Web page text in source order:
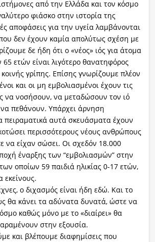
από την Ελλάδα και τον κόσμο
φιάσκο στην ιστορία της
αποφάσεις για την υγεία λαμβάνονται
δεν έχουν καμία απολύτως σχέση με
δε ήδη ότι ο «νέος» ιός για άτομα
65 ετών είναι λιγότερο θανατηφόρος
γρίπης. Επίσης γνωρίζουμε πλέον
και οι μη εμβολιασμένοι έχουν τις
να νοσήσουν, να μεταδώσουν τον ιό
πεθάνουν. Υπάρχει άρνηση
πειραματικά αυτά σκευάσματα έχουν
περισσότερους νέους ανθρώπους
να είχαν σώσει. Οι σχεδόν 18.000
έναρξης των “εμβολιασμών” στην
οποίων 59 παιδιά ηλικίας 0-17 ετών,
εκείνους.
ο διχασμός είναι ήδη εδώ. Και το
θα κάνει τα αδύνατα δυνατά, ώστε να
καθώς μόνο με το «διαίρει» θα
στην εξουσία.
και βλέπουμε διαφημίσεις που